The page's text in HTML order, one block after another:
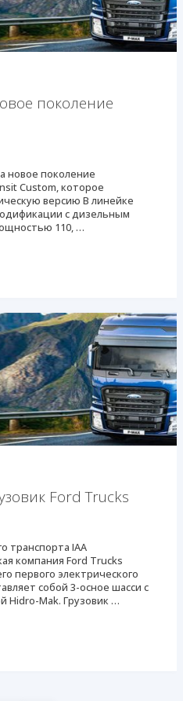
поколение
новое поколение
Custom, которое
версию В линейке
с дизельным
110, …
Ford Trucks
транспорта IAA
компания Ford Trucks
первого электрического
собой 3-осное шасси с
Hidro-Mak. Грузовик …